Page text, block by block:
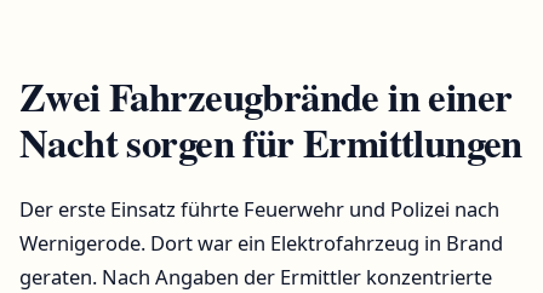
Zwei Fahrzeugbrände in einer
Nacht sorgen für Ermittlungen
Der erste Einsatz führte Feuerwehr und Polizei nach
Wernigerode. Dort war ein Elektrofahrzeug in Brand
geraten. Nach Angaben der Ermittler konzentrierte